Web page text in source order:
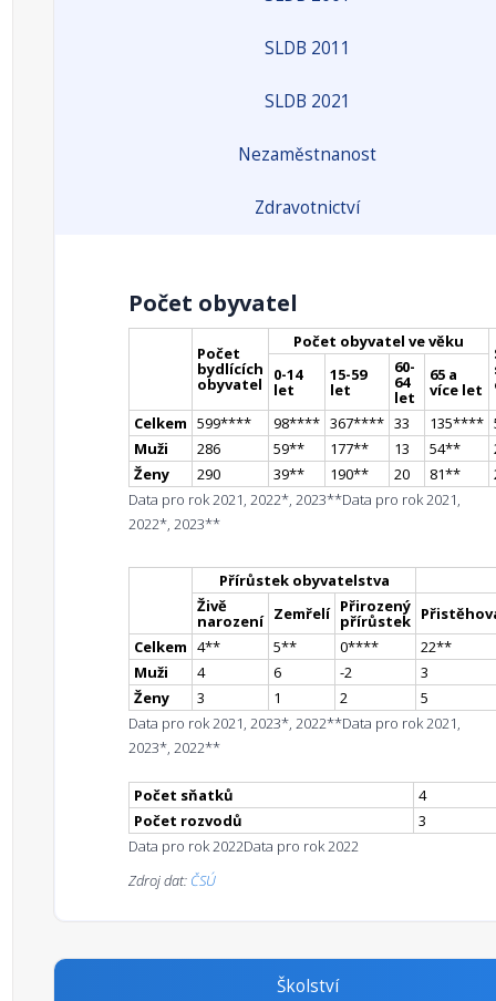
SLDB 2011
SLDB 2021
Nezaměstnanost
Zdravotnictví
Počet obyvatel
Počet
bydlících
obyvatel
Počet obyvatel ve věku
0-14
let
15-59
let
60-
64
let
65 a
více let
Celkem 599**** 98**** 367**** 33 135****
Muži
286 59** 177** 13 54**
Ženy
290 39** 190** 20 81**
Data pro rok 2021, 2022*, 2023**Data pro rok 2021,
2022*, 2023**
Přírůstek obyvatelstva
Živě
narození Zemřelí Přirozený
přírůstek
Celkem 4** 5** 0**** 22**
Muži
4 6 -2
3
Ženy
3 1 2
5
Data pro rok 2021, 2023*, 2022**Data pro rok 2021,
2023*, 2022**
Počet sňatků
4
Počet rozvodů
3
Data pro rok 2022Data pro rok 2022
Zdroj dat: ČSÚ
Školství